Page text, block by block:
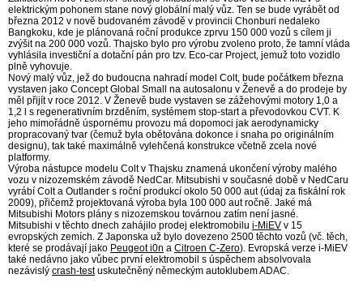
elektrickým pohonem stane nový globální malý vůz. Ten se bude vyrábět od
března 2012 v nově budovaném závodě v provincii Chonburi nedaleko
Bangkoku, kde je plánovaná roční produkce zprvu 150 000 vozů s cílem ji
zvýšit na 200 000 vozů. Thajsko bylo pro výrobu zvoleno proto, že tamní vláda
vyhlásila investiční a dotační pán pro tzv. Eco-car Project, jemuž toto vozidlo
plně vyhovuje.
Nový malý vůz, jež do budoucna nahradí model Colt, bude počátkem března
vystaven jako Concept Global Small na autosalonu v Ženevě a do prodeje by
měl přijít v roce 2012. V Ženevě bude vystaven se zážehovými motory 1,0 a
1,2 l s regenerativním brzděním, systémem stop-start a převodovkou CVT. K
jeho mimořádně úspornému provozu má dopomoci jak aerodynamicky
propracovaný tvar (čemuž byla obětována dokonce i snaha po originálním
designu), tak také maximálně vylehčená konstrukce včetně zcela nové
platformy.
Výroba nástupce modelu Colt v Thajsku znamená ukončení výroby malého
vozu v nizozemském závodě NedCar. Mitsubishi v současné době v NedCaru
vyrábí Colt a Outlander s roční produkcí okolo 50 000 aut (údaj za fiskální rok
2009), přičemž projektovaná výroba byla 100 000 aut ročně. Jaké má
Mitsubishi Motors plány s nizozemskou továrnou zatím není jasné.
Mitsubishi v těchto dnech zahájilo prodej elektromobilu i-MiEV v 15
evropských zemích. Z Japonska už bylo dovezeno 2500 těchto vozů (vč. těch,
které se prodávají jako Peugeot i0n a Citroen C-Zero). Evropská verze i-MiEV
také nedávno jako vůbec první elektromobil s úspěchem absolvovala
nezávislý crash-testuskutečněný německým autoklubem ADAC.